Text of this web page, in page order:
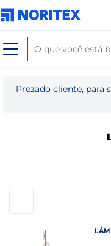
Prezado cliente, para